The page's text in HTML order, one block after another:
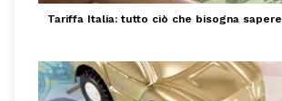
Tariffa Italia: tutto ciò che bisogna sapere